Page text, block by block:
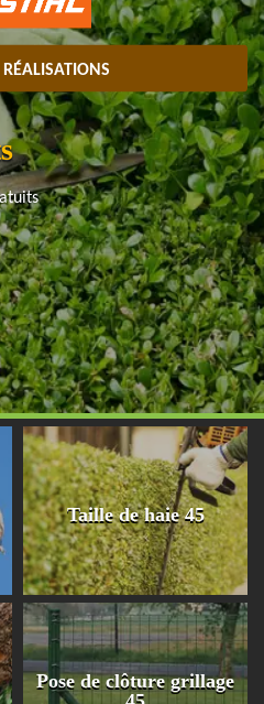
Taille de haie 45
Pose de clôture grillage